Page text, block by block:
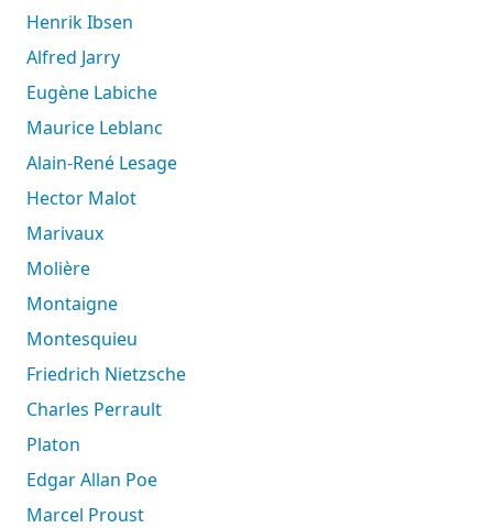
Henrik Ibsen
Alfred Jarry
Eugène Labiche
Maurice Leblanc
Alain-René Lesage
Hector Malot
Marivaux
Molière
Montaigne
Montesquieu
Friedrich Nietzsche
Charles Perrault
Platon
Edgar Allan Poe
Marcel Proust